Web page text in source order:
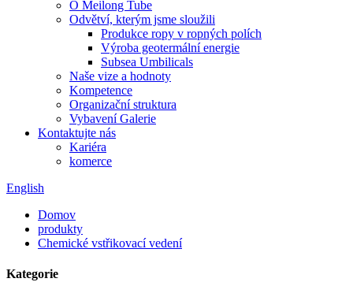
O Meilong Tube
Odvětví, kterým jsme sloužili
Produkce ropy v ropných polích
Výroba geotermální energie
Subsea Umbilicals
Naše vize a hodnoty
Kompetence
Organizační struktura
Vybavení Galerie
Kontaktujte nás
Kariéra
komerce
English
Domov
produkty
Chemické vstřikovací vedení
Kategorie